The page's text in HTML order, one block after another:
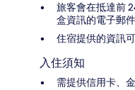
旅客會在抵達前
盒資訊的電子郵
住宿提供的資訊
入住須知
需提供信用卡、